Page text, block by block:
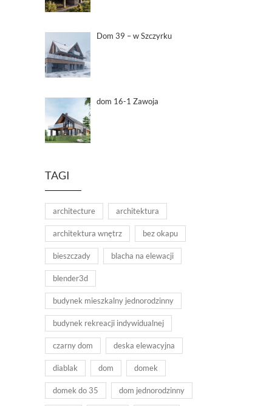
Dom 39 – w Szczyrku
dom 16-1 Zawoja
TAGI
architecture architektura
architektura wnętrz bez okapu
bieszczady blacha na elewacji
blender3d
budynek mieszkalny jednorodzinny
budynek rekreacji indywidualnej
czarny dom deska elewacyjna
diablak dom domek
domek do 35 dom jednorodzinny